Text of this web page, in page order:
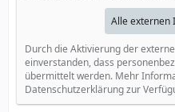
Alle externen
Durch die Aktivierung der
einverstanden, dass
übermittelt werden. Mehr
Datenschutzerklärung zur